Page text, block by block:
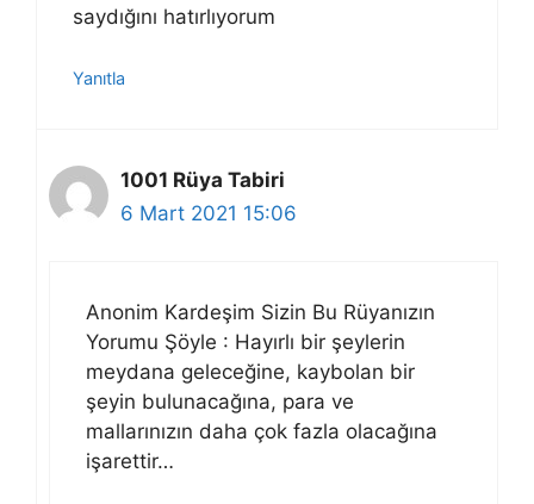
saydığını hatırlıyorum
Yanıtla
1001 Rüya Tabiri
6 Mart 2021 15:06
Anonim Kardeşim Sizin Bu Rüyanızın
Yorumu Şöyle : Hayırlı bir şeylerin
meydana geleceğine, kaybolan bir
şeyin bulunacağına, para ve
mallarınızın daha çok fazla olacağına
işarettir…